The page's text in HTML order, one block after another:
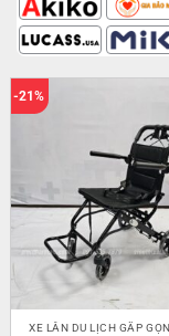
-21%
XE LĂN DU LỊCH GẤP GỌN